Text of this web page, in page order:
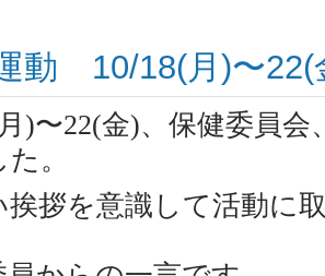
動 10/18(月)〜22(
)〜22(金)、保健委員
。
挨拶を意識して活動に